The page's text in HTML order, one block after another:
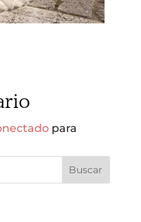
para